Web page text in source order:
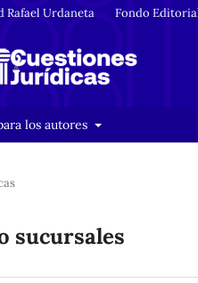
los autores
Rafael Urdaneta Fondo
sucursales